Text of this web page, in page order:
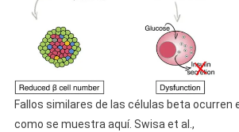
Fallos similares de las células beta ocurren
como se muestra aquí. Swisa et al.,